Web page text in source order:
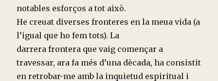
notables esforços a tot això.
He creuat diverses fronteres en la meua vida (a
l’igual que ho fem tots). La
darrera frontera que vaig començar a
travessar, ara fa més d’una dècada, ha consistit
en retrobar-me amb la inquietud espiritual i